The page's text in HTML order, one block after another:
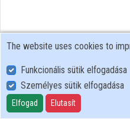
User Policy
Adatkezelési tájékoztató (en)
Cookie Policy
The website uses cookies to
Funkcionális sütik elfogadása
Személyes sütik elfogadása
Elfogad Elutasít